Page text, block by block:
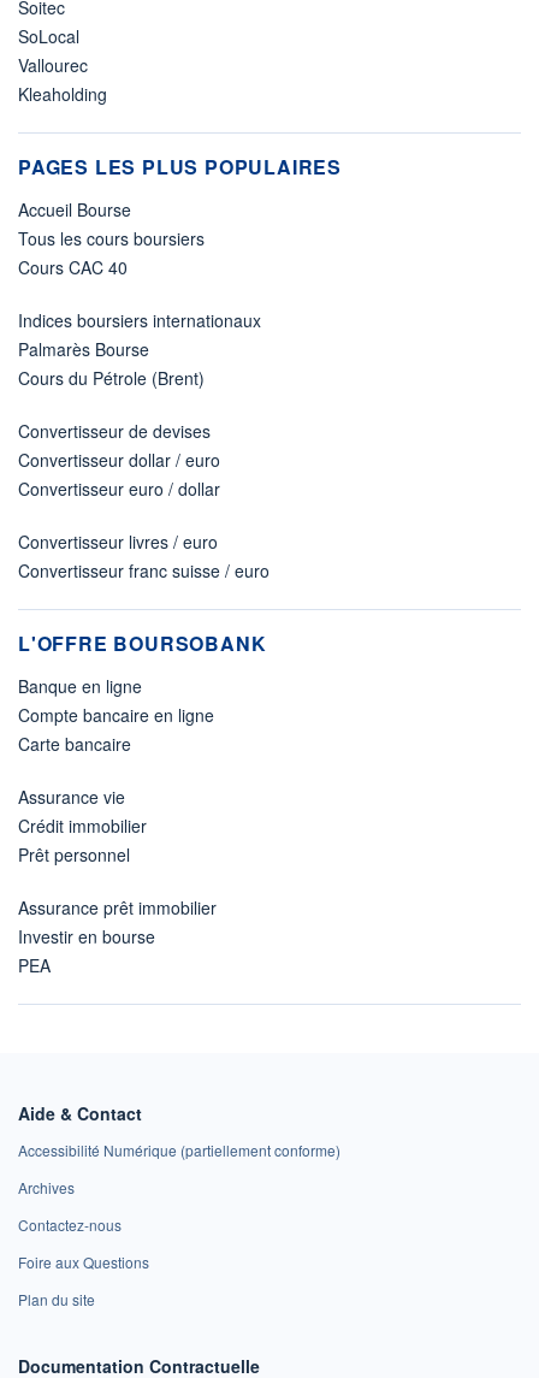
Soitec
SoLocal
Vallourec
Kleaholding
PAGES LES PLUS POPULAIRES
Accueil Bourse
Tous les cours boursiers
Cours CAC 40
Indices boursiers internationaux
Palmarès Bourse
Cours du Pétrole (Brent)
Convertisseur de devises
Convertisseur dollar / euro
Convertisseur euro / dollar
Convertisseur livres / euro
Convertisseur franc suisse / euro
L'OFFRE BOURSOBANK
Banque en ligne
Compte bancaire en ligne
Carte bancaire
Assurance vie
Crédit immobilier
Prêt personnel
Assurance prêt immobilier
Investir en bourse
PEA
Aide & Contact
Accessibilité Numérique (partiellement conforme)
Archives
Contactez-nous
Foire aux Questions
Plan du site
Documentation Contractuelle